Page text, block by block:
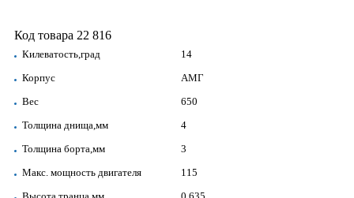
Код товара 22 816
Килеватость,град
14
Корпус
АМГ
Вес
650
Толщина днища,мм
4
Толщина борта,мм
3
Макс. мощность двигателя
115